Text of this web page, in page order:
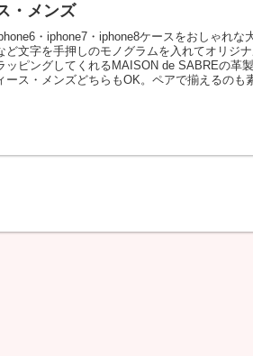
・メンズ
・iphone7・iphone8ケースをおしゃれな
ど文字を手押しのモノグラムを入れてオリジ
ッピングしてくれるMAISON de SABREの革
ース・メンズどちらもOK。ペアで揃えるのも